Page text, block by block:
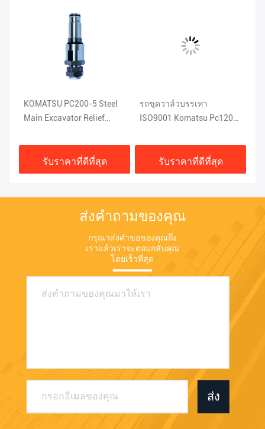
KOMATSU PC200-5 Steel
Main Excavator Relief
รับราคาที่ดีที่สุด
รถขุดวาล์วบรรเทา
ISO9001 Komatsu Pc120
รับราคาที่ดีที่สุด
ส่งคำถามของคุณ
กรุณาส่งคำขอของคุณถึง
เราแล้วเราจะตอบกลับคุณ
โดยเร็วที่สุด
ส่ง